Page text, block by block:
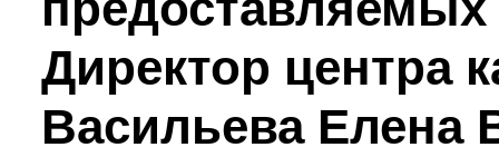
Директор центра
Васильева Елена